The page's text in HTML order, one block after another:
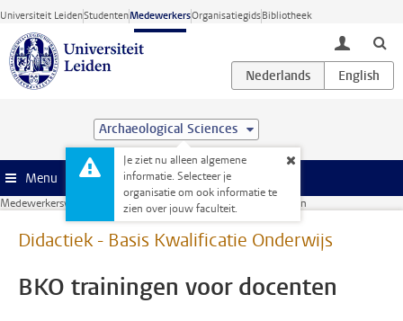
Ga direct naar de inhoud
Universiteit LeidenStudentenMedewerkersOrganisatiegidsBibliotheek
toggle
Archaeological Sciences
Je ziet nu alleen algemene
informatie. Selecteer je
organisatie om ook informatie te
zien over jouw faculteit.
Menu
Medewerkerswebsite Cursussen BKO trainingen voor docenten
Didactiek - Basis Kwalificatie Onderwijs
BKO trainingen voor docenten